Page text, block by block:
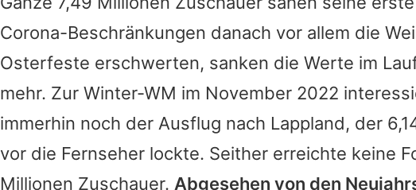
Corona-Beschränkungen danach vor allem die
Osterfeste erschwerten, sanken die Werte im
mehr. Zur Winter-WM im November 2022
immerhin noch der Ausflug nach Lappland, der
vor die Fernseher lockte. Seither erreichte keine
Millionen Zuschauer. Abgesehen von den